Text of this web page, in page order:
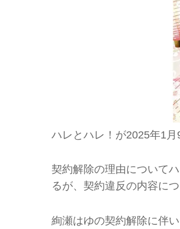
ハレとハレ！が2025年1月
契約解除の理由について
るが、契約違反の内容に
絢瀬はゆの契約解除に伴